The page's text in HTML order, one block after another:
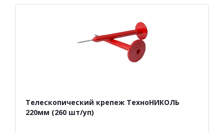
Телескопический крепеж ТехноНИКОЛЬ
220мм (260 шт/уп)